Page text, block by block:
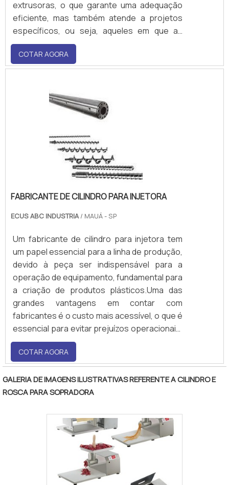
extrusoras, o que garante uma adequação
eficiente, mas também atende a projetos
específicos, ou seja, aqueles em que as
roscas são produzidas com geometrias
determinadas.Além disso, as fabricantes de
rosca suprem as mais diversas
pequeno porte, como de indústrias que
COTAR AGORA
FABRICANTE DE CILINDRO PARA INJETORA
ECUS ABC INDUSTRIA/ MAUÁ - SP
Um fabricante de cilindro para injetora tem
um papel essencial para a linha de produção,
devido à peça ser indispensável para a
operação de equipamento, fundamental para
a criação de produtos plásticos.Uma das
grandes vantagens em contar com
fabricantes é o custo mais acessível, o que é
essencial para evitar prejuízos operacionais.
Ademais, por ter um controle de qualidade
rígido, é garantida a alta performance do
cilindro, o que é determinante para se ter um
cadeia produtiva qualificada.Vantage.
COTAR AGORA
GALERIA DE IMAGENS ILUSTRATIVAS REFERENTE A CILINDRO E
ROSCA PARA SOPRADORA